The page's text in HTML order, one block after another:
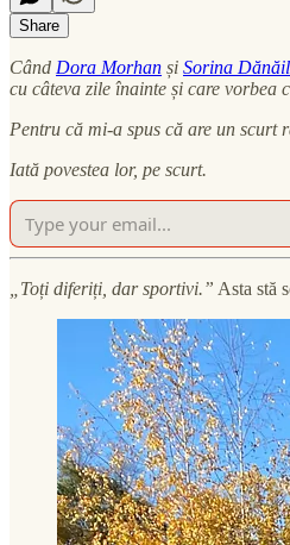
Share
Când Dora Morhan și Sorina
cu câteva zile înainte și care vorbea
Pentru că mi-a spus că are un scurt
Iată povestea lor, pe scurt.
„Toți diferiți, dar sportivi.” Asta stă